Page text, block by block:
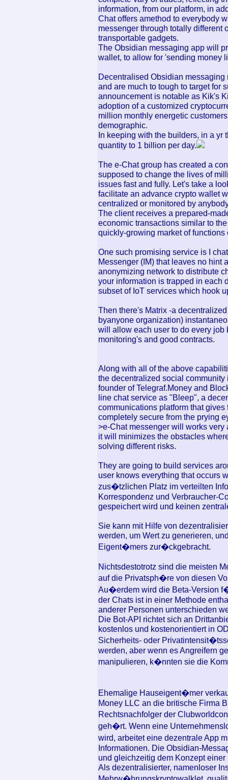
information, from our platform, in
Chat offers amethod to everybody
messenger through totally different
transportable gadgets.
The Obsidian messaging app will
wallet, to allow for 'sending money
Decentralised Obsidian
and are much to tough to target for
announcement is notable as Kik's
adoption of a customized
million monthly energetic
demographic.
In keeping with the builders, in a yr
quantity to 1 billion per day.
The e-Chat group has created a
supposed to change the lives of
issues fast and fully. Let's take a
facilitate an advance crypto wallet
centralized or monitored by
The client receives a prepared-
economic transactions similar to
quickly-growing market of functions
One such promising service is I
Messenger (IM) that leaves no hint
anonymizing network to distribute
your information is trapped in each
subset of IoT services which hook
Then there's Matrix -a
byanyone organization)
will allow each user to do every
monitoring's and good contracts.
Along with all of the above
the decentralized social
founder of Telegraf.Money and
line chat service as "Bleep", a
communications platform that
completely secure from the prying
>e-Chat messenger will works
it will minimizes the obstacles
solving different risks.
They are going to build services
user knows everything that occurs
zus�tzlichen Platz im verteilten
Korrespondenz und Verbraucher-
gespeichert wird und keinen
Sie kann mit Hilfe von
werden, um Wert zu generieren,
Eigent�mers zur�ckgebracht.
Nichtsdestotrotz sind die meisten
auf die Privatsph�re von diesen
Au�erdem wird die Beta-Version
der Chats ist in einer Methode
anderer Personen unterschieden
Die Bot-API richtet sich an
kostenlos und kostenorientiert in
Sicherheits- oder
werden, aber wenn es Angreifern
manipulieren, k�nnten sie die
Ehemalige Hauseigent�mer
Money LLC an die britische Firma
Rechtsnachfolger der
geh�rt. Wenn eine
wird, arbeitet eine dezentrale App
Informationen. Die Obsidian-
und gleichzeitig dem Konzept
Als dezentralisierter, namenloser